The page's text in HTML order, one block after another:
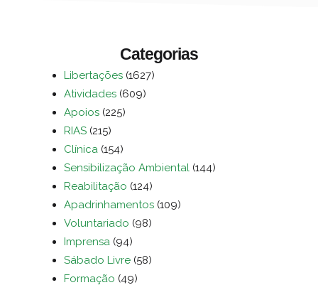
Categorias
Libertações (1627)
Atividades (609)
Apoios (225)
RIAS (215)
Clínica (154)
Sensibilização Ambiental (144)
Reabilitação (124)
Apadrinhamentos (109)
Voluntariado (98)
Imprensa (94)
Sábado Livre (58)
Formação (49)